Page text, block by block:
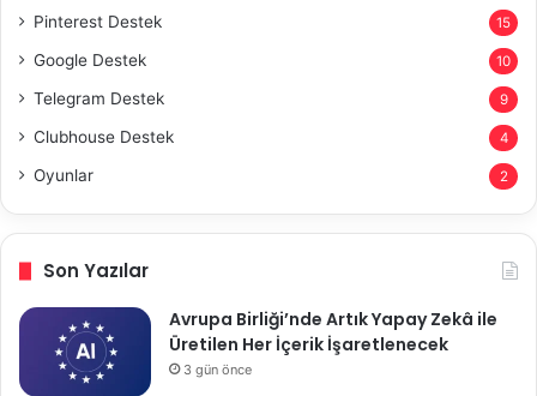
Pinterest Destek 15
Google Destek 10
Telegram Destek 9
Clubhouse Destek 4
Oyunlar 2
Son Yazılar
Avrupa Birliği’nde Artık Yapay Zekâ ile
Üretilen Her İçerik İşaretlenecek
3 gün önce